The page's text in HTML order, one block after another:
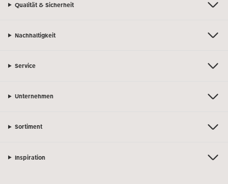
Qualität & Sicherheit
Nachhaltigkeit
Service
Unternehmen
Sortiment
Inspiration